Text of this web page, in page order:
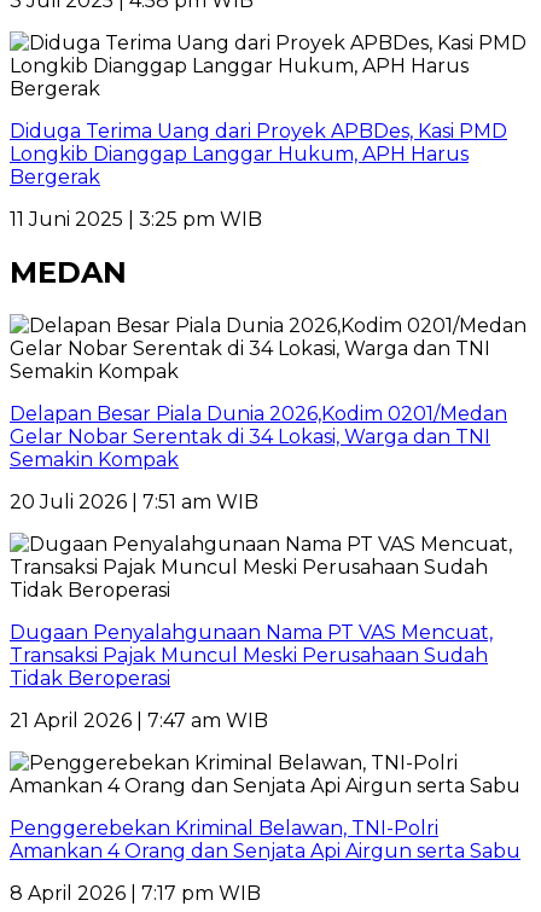
Diduga Terima Uang dari Proyek APBDes, Kasi PMD
Longkib Dianggap Langgar Hukum, APH Harus
Bergerak
11 Juni 2025 | 3:25 pm WIB
MEDAN
Delapan Besar Piala Dunia 2026,Kodim 0201/Medan
Gelar Nobar Serentak di 34 Lokasi, Warga dan TNI
Semakin Kompak
20 Juli 2026 | 7:51 am WIB
Dugaan Penyalahgunaan Nama PT VAS Mencuat,
Transaksi Pajak Muncul Meski Perusahaan Sudah
Tidak Beroperasi
21 April 2026 | 7:47 am WIB
Penggerebekan Kriminal Belawan, TNI-Polri
Amankan 4 Orang dan Senjata Api Airgun serta Sabu
8 April 2026 | 7:17 pm WIB